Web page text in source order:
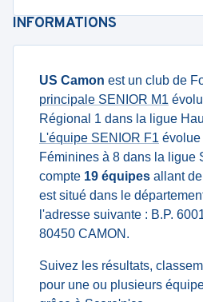
INFORMATIONS
US Camon est un club de
principale SENIOR M1
Régional 1 dans la ligue
L'équipe SENIOR F1
Féminines à 8 dans la ligue
compte 19 équipes allant de
est situé dans le
l'adresse suivante : B.P.
80450 CAMON.
Suivez les résultats,
pour une ou plusieurs